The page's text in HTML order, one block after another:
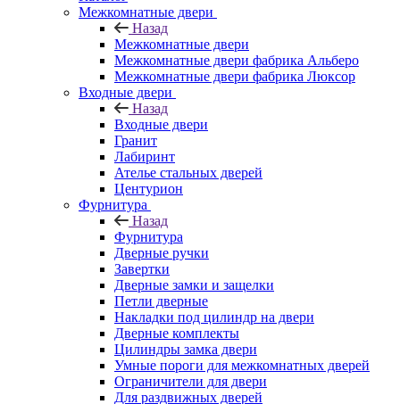
Межкомнатные двери
Назад
Межкомнатные двери
Межкомнатные двери фабрика Альберо
Межкомнатные двери фабрика Люксор
Входные двери
Назад
Входные двери
Гранит
Лабиринт
Ателье стальных дверей
Центурион
Фурнитура
Назад
Фурнитура
Дверные ручки
Завертки
Дверные замки и защелки
Петли дверные
Накладки под цилиндр на двери
Дверные комплекты
Цилиндры замка двери
Умные пороги для межкомнатных дверей
Ограничители для двери
Для раздвижных дверей